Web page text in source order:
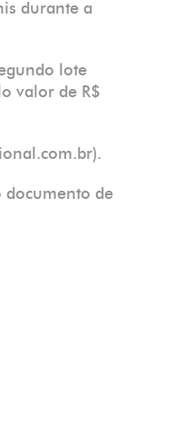
durante a
lote
valor de R$
documento de